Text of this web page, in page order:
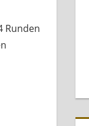
Runden